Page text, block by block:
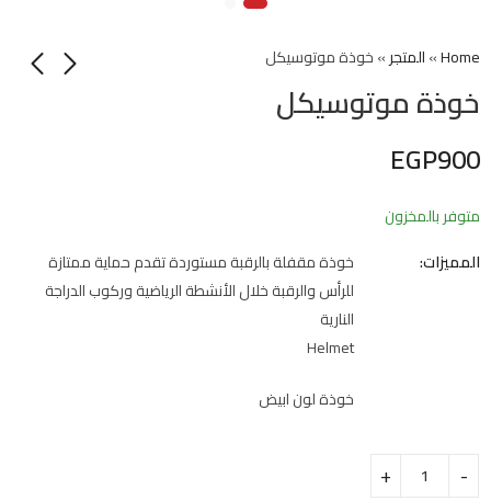
Home
»المتجر»خوذة موتوسيكل
خوذة موتوسيكل
EGP900
متوفر بالمخزون
المميزات:
خوذة مقفلة بالرقبة مستوردة تقدم حماية ممتازة
للرأس والرقبة خلال الأنشطة الرياضية وركوب الدراجة
النارية
Helmet
خوذة لون ابيض